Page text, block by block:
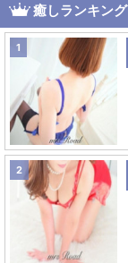
癒しランキング
1
2